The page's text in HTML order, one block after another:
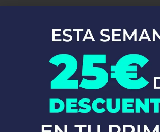
¿Tienes una fuga de agua, un desagüe
instalación de fontanería? No busques más.
reparaciones de tuberías, desatascos,
alta calidad y las técnicas más avanzadas
que tu sistema de fontanería funcione
Llámanos ahora y descubre
de fontanería de manera rápida, eficiente y a
necesites!